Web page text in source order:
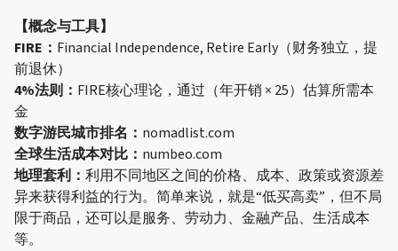
【概念与工具】
FIRE： Financial Independence, Retire Early（财务独立，提
前退休）
4%法则： FIRE核心理论，通过（年开销 × 25）估算所需本
金
数字游民城市排名： nomadlist.com
全球生活成本对比： numbeo.com
地理套利： 利用不同地区之间的价格、成本、政策或资源差
异来获得利益的行为。简单来说，就是“低买高卖”，但不局
限于商品，还可以是服务、劳动力、金融产品、生活成本
等。